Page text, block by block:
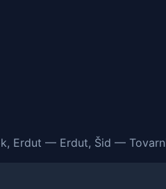
Erdut — Erdut, Šid —